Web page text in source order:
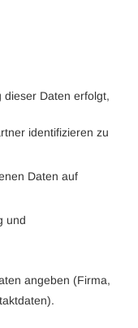
dieser Daten erfolgt,
identifizieren zu
Daten auf
und
angeben (Firma,